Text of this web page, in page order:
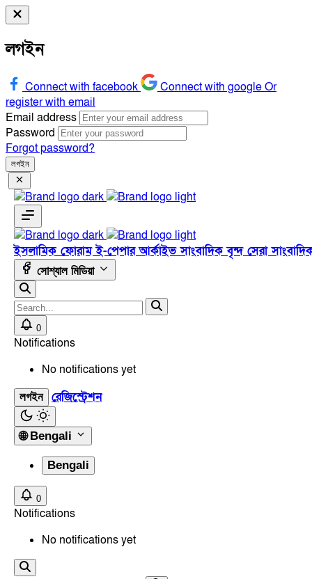
লগইন
Connect with facebook Connect with googleOr
register with email
Email address
Password
Forgot password?
লগইন
ইসলামিক ফোরামই-পেপারআর্কাইভসাংবাদিক বৃন্দসেরা
সোশ্যাল মিডিয়া
0
Notifications
No notifications yet
লগইন রেজিস্ট্রেশন
🌐 Bengali
Bengali
0
Notifications
No notifications yet